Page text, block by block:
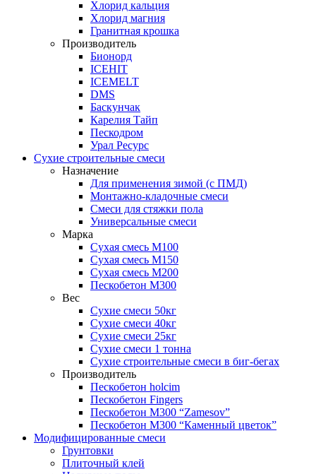
Хлорид кальция
Хлорид магния
Гранитная крошка
Производитель
Бионорд
ICEHIT
ICEMELT
DMS
Баскунчак
Карелия Тайп
Пескодром
Урал Ресурс
Сухие строительные смеси
Назначение
Для применения зимой (с ПМД)
Монтажно-кладочные смеси
Смеси для стяжки пола
Универсальные смеси
Марка
Сухая смесь М100
Сухая смесь М150
Сухая смесь М200
Пескобетон М300
Вес
Сухие смеси 50кг
Сухие смеси 40кг
Сухие смеси 25кг
Сухие смеси 1 тонна
Сухие строительные смеси в биг-бегах
Производитель
Пескобетон holcim
Пескобетон Fingers
Пескобетон М300 “Zamesov”
Пескобетон М300 “Каменный цветок”
Модифицированные смеси
Грунтовки
Плиточный клей